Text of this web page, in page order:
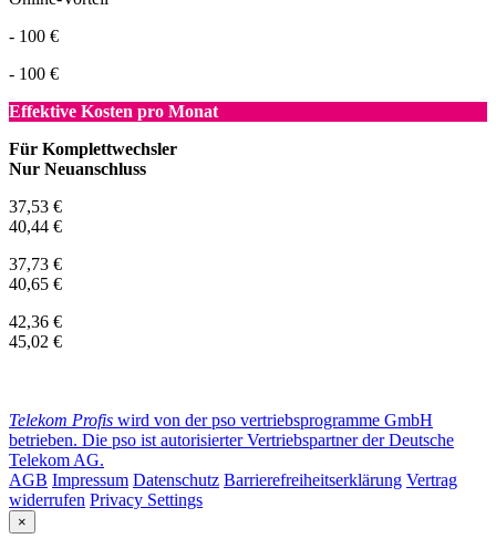
- 100 €
- 100 €
Effektive Kosten pro Monat
Für Komplettwechsler
Nur Neuanschluss
37,53 €
40,44 €
37,73 €
40,65 €
42,36 €
45,02 €
Telekom Profis wird von der pso vertriebsprogramme GmbH
betrieben. Die pso ist autorisierter Vertriebspartner der Deutsche
Telekom AG.
AGB Impressum Datenschutz Barrierefreiheitserklärung Vertrag
widerrufen Privacy Settings
×